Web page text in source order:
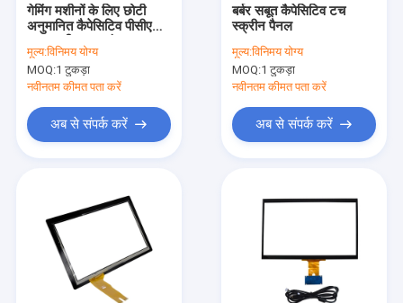
उत्पाद
हमारे बारे में
फैक्टरी यात्रा
गेमिंग मशीनों के लिए छोटी
अनुमानित कैपेसिटिव पीसीएपी
टच स्क्रीन 8.4 इंच
मूल्य:विनिमय योग्य
MOQ:1 टुकड़ा
नवीनतम कीमत पता करें
अब से संपर्क करें
बर्बर सबूत कैपेसिटिव टच
स्क्रीन पैनल
मूल्य:विनिमय योग्य
MOQ:1 टुकड़ा
नवीनतम कीमत पता करें
अब से संपर्क करें